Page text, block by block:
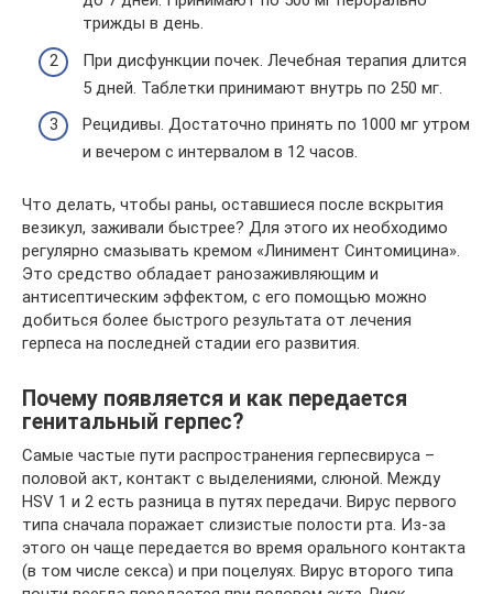
трижды в день.
При дисфункции почек. Лечебная терапия длится
5 дней. Таблетки принимают внутрь по 250 мг.
Рецидивы. Достаточно принять по 1000 мг утром
и вечером с интервалом в 12 часов.
Что делать, чтобы раны, оставшиеся после вскрытия
везикул, заживали быстрее? Для этого их необходимо
регулярно смазывать кремом «Линимент Синтомицина».
Это средство обладает ранозаживляющим и
антисептическим эффектом, с его помощью можно
добиться более быстрого результата от лечения
герпеса на последней стадии его развития.
Почему появляется и как передается
генитальный герпес?
Самые частые пути распространения герпесвируса –
половой акт, контакт с выделениями, слюной. Между
HSV 1 и 2 есть разница в путях передачи. Вирус первого
типа сначала поражает слизистые полости рта. Из-за
этого он чаще передается во время орального контакта
(в том числе секса) и при поцелуях. Вирус второго типа